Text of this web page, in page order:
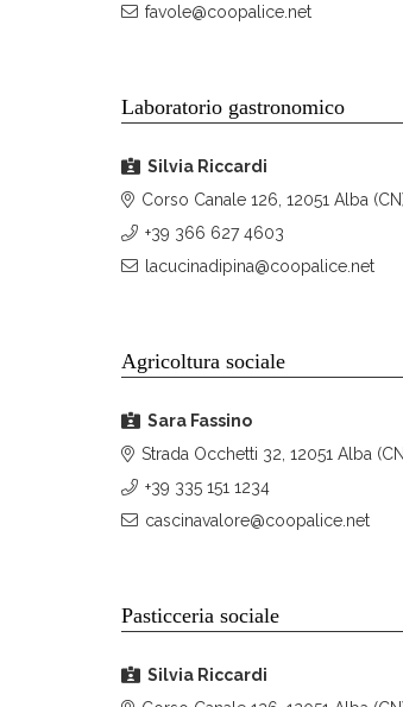
favole@coopalice.net
Laboratorio gastronomico
Silvia Riccardi
Corso Canale 126, 12051 Alba
+39 366 627 4603
lacucinadipina@coopalice.net
Agricoltura sociale
Sara Fassino
Strada Occhetti 32, 12051 Alba
+39 335 151 1234
cascinavalore@coopalice.net
Pasticceria sociale
Silvia Riccardi